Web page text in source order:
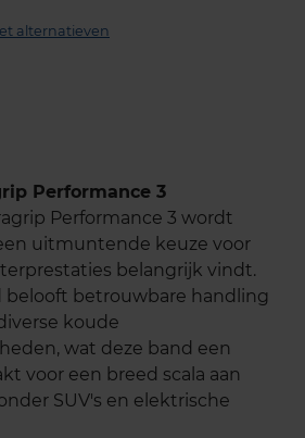
alternatieven
Performance 3
Performance 3 wordt
uitmuntende keuze voor
belangrijk vindt.
belooft betrouwbare handling
koude
wat deze band een
voor een breed scala aan
SUV's en elektrische